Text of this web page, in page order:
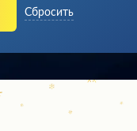
Сбросить